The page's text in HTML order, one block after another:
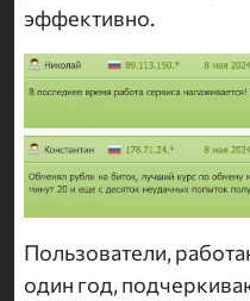
эффективно.
Пользователи,
один год,